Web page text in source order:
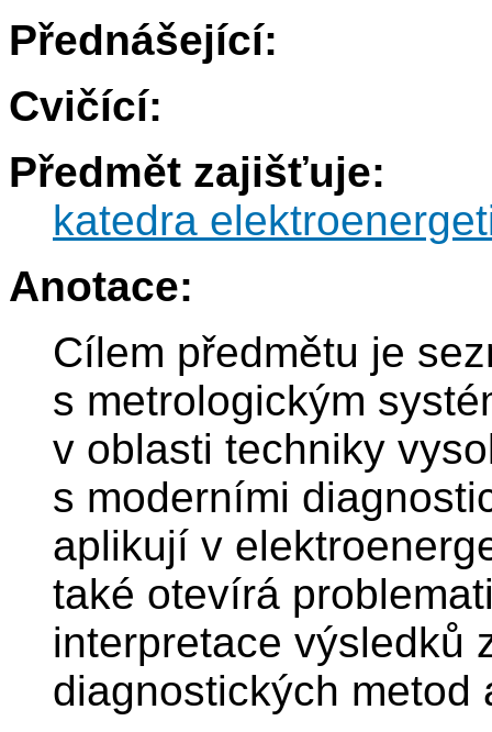
Přednášející:
Cvičící:
Předmět zajišťuje:
katedra
Anotace:
Cílem předmětu je
s metrologickým
v oblasti techniky
s moderními
aplikují v
také otevírá
interpretace výsledků
diagnostických